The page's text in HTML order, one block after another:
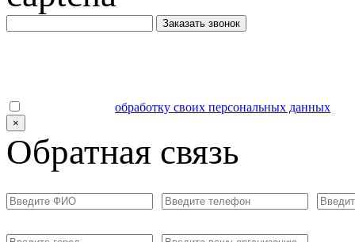
Заказать звонок
обработку своих персональных данных
×
Обратная связь